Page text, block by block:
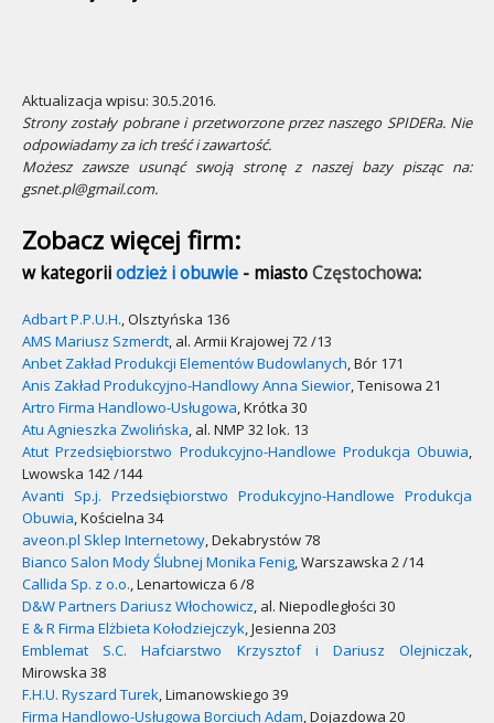
Aktualizacja wpisu: 30.5.2016.
Strony zostały pobrane i przetworzone przez naszego SPIDERa. Nie
odpowiadamy za ich treść i zawartość.
Możesz zawsze usunąć swoją stronę z naszej bazy pisząc na:
gsnet.pl@gmail.com.
Zobacz więcej firm:
w kategoriiodzież i obuwie - miastoCzęstochowa:
Adbart P.P.U.H., Olsztyńska 136
AMS Mariusz Szmerdt, al. Armii Krajowej 72 /13
Anbet Zakład Produkcji Elementów Budowlanych, Bór 171
Anis Zakład Produkcyjno-Handlowy Anna Siewior, Tenisowa 21
Artro Firma Handlowo-Usługowa, Krótka 30
Atu Agnieszka Zwolińska, al. NMP 32 lok. 13
Atut Przedsiębiorstwo Produkcyjno-Handlowe Produkcja Obuwia,
Lwowska 142 /144
Avanti Sp.j. Przedsiębiorstwo Produkcyjno-Handlowe Produkcja
Obuwia, Kościelna 34
aveon.pl Sklep Internetowy, Dekabrystów 78
Bianco Salon Mody Ślubnej Monika Fenig, Warszawska 2 /14
Callida Sp. z o.o., Lenartowicza 6 /8
D&W Partners Dariusz Włochowicz, al. Niepodległości 30
E & R Firma Elżbieta Kołodziejczyk, Jesienna 203
Emblemat S.C. Hafciarstwo Krzysztof i Dariusz Olejniczak,
Mirowska 38
F.H.U. Ryszard Turek, Limanowskiego 39
Firma Handlowo-Usługowa Borciuch Adam, Dojazdowa 20